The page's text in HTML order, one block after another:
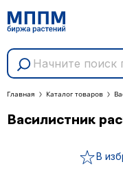
Главная Каталог товаров
Василистник
В